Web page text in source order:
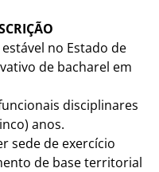
no Estado de
de bacharel em
disciplinares
anos.
sede de exercício
de base territorial